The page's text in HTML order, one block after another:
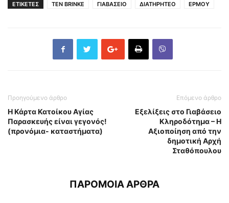
ΕΤΙΚΕΤΕΣ TEN BRINKE ΓΙΑΒΑΣΕΙΟ ΔΙΑΤΗΡΗΤΕΟ ΕΡΜΟΥ
Προηγούμενο άρθρο
Η Κάρτα Κατοίκου Αγίας
Παρασκευής είναι γεγονός!
(προνόμια- καταστήματα)
Επόμενο άρθρο
Εξελίξεις στο Γιαβάσειο
Κληροδότημα – Η
Αξιοποίηση από την
δημοτική Αρχή
Σταθόπουλου
ΠΑΡΟΜΟΙΑ ΑΡΘΡΑ